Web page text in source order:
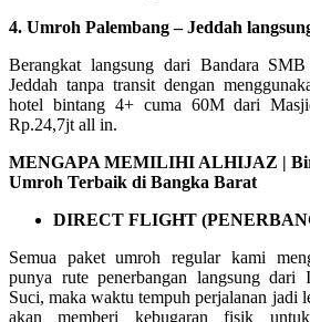
4. Umroh Palembang – Jeddah
Berangkat langsung dari Bandara
Jeddah tanpa transit dengan
hotel bintang 4+ cuma 60M dari
Rp.24,7jt all in.
MENGAPA MEMILIHI ALHIJAZ |
Umroh Terbaik di Bangka Barat
DIRECT FLIGHT
Semua paket umroh regular kami
punya rute penerbangan langsung dari
Suci, maka waktu tempuh perjalanan jadi
akan memberi kebugaran fisik